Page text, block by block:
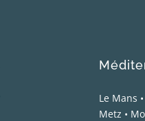
Le Mans •
Metz •